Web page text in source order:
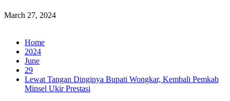
March 27, 2024
Home
2024
June
29
Lewat Tangan Dinginya Bupati Wongkar, Kembali Pemkab
Minsel Ukir Prestasi